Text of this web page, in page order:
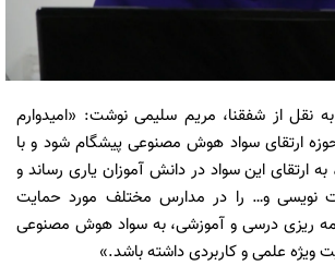
نقل از شفقنا، مریم سلیمی نوشت: «امیدوارم
ارتقای سواد هوش مصنوعی پیشگام شود و با
ارتقای این سواد در دانش آموزان یاری رساند و
نویسی و… را در مدارس مختلف مورد حمایت
ریزی درسی و آموزشی، به سواد هوش مصنوعی
علمی و کاربردی داشته باشد.»